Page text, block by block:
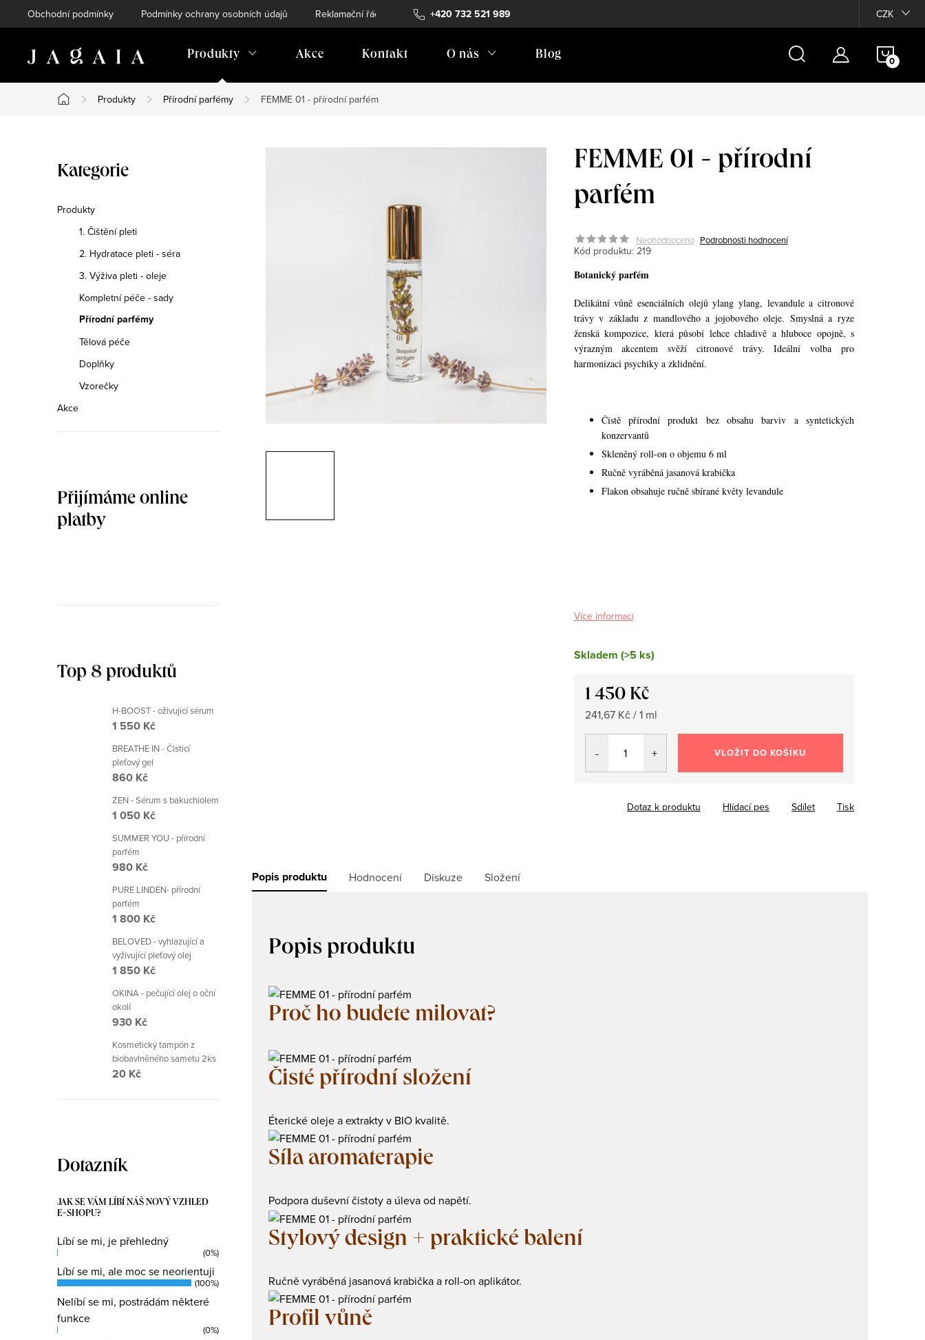
na
+420 732 521 989
Obchodní podmínky Podmínky ochrany osobních údajů Reklamační řád Vrácení zboží Doprava CZK
Produkty Akce Kontakt O nás Blog
Domů
Produkty Přírodní parfémy FEMME 01 - přírodní parfém
o
s
l
Přeskočit
Kategorie
Produkty
1. Čištění pleti
2. Hydratace pleti - séra
3. Výživa pleti - oleje
Kompletní péče - sady
Přírodní parfémy
Tělová péče
Doplňky
Vzorečky
Akce
Přijímáme online
platby
Top 8 produktů
H-BOOST - oživující sérum
1 550 Kč
BREATHE IN - Čisticí
pleťový gel
860 Kč
ZEN - Sérum s bakuchiolem
1 050 Kč
SUMMER YOU - přírodní
parfém
980 Kč
PURE LINDEN- přírodní
parfém
1 800 Kč
BELOVED - vyhlazující a
vyživující pleťový olej
1 850 Kč
OKINA - pečující olej o oční
okolí
930 Kč
Kosmetický tampón z
biobavlněného sametu 2ks
20 Kč
Dotazník
JAK SE VÁM LÍBÍ NÁŠ NOVÝ VZHLED
E-SHOPU?
Líbí se mi, je přehledný
(0%)
Líbí se mi, ale moc se neorientuji
(100%)
Nelíbí se mi, postrádám některé
funkce
(0%)
FEMME 01 - přírodní
parfém
Neohodnoceno Podrobnosti hodnocení
Kód produktu: 219
Botanický parfém
Delikátní vůně esenciálních olejů ylang ylang, levandule a citronové
trávy v základu z mandlového a jojobového oleje. Smyslná a ryze
ženská kompozice, která působí lehce chladivě a hluboce opojně, s
výrazným akcentem svěží citronové trávy. Ideální volba pro
harmonizaci psychiky a zklidnění.
Čistě přírodní produkt bez obsahu barviv a syntetických
konzervantů
Skleněný roll-on o objemu 6 ml
Ručně vyráběná jasanová krabička
Flakon obsahuje ručně sbírané květy levandule
Více informací
Skladem (>5 ks)
1 450 Kč
Měrná
cena:
241,67 Kč / 1 ml
VLOŽIT DO KOŠÍKU
Tisk
Dotaz k produktu Hlídací pes Sdílet
Popis produktu Hodnocení Diskuze Složení
Popis produktu
Proč ho budete milovat?
Čisté přírodní složení
Éterické oleje a extrakty v BIO kvalitě.
Síla aromaterapie
Podpora duševní čistoty a úleva od napětí.
Stylový design + praktické balení
Ručně vyráběná jasanová krabička a roll-on aplikátor.
Profil vůně